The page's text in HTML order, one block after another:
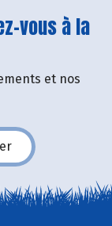
vous à la
et nos